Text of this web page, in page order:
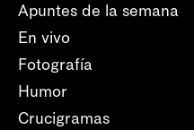
Apuntes de la semana
En vivo
Fotografía
Humor
Crucigramas